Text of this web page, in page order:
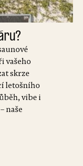
vašeho
skrze
letošního
vibe i
naše